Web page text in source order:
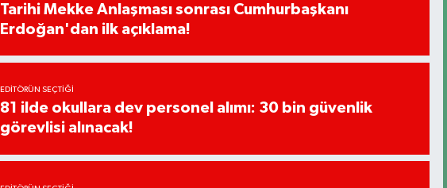
Tarihi Mekke Anlaşması sonrası Cumhurbaşkanı
Erdoğan'dan ilk açıklama!
EDITÖRÜN SEÇTIĞI
81 ilde okullara dev personel alımı: 30 bin güvenlik
görevlisi alınacak!